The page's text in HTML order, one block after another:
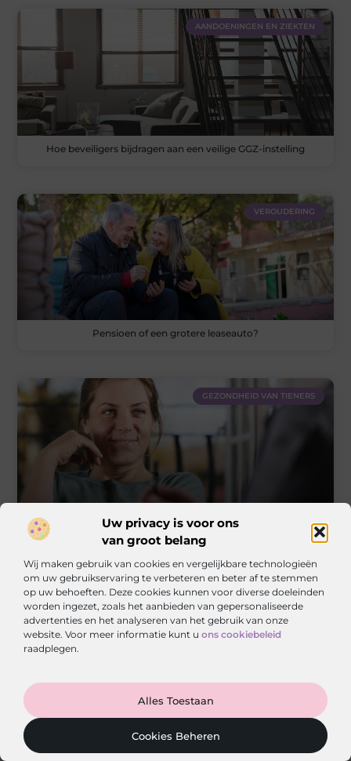
Uw privacy is voor ons
van groot belang
Wij maken gebruik van cookies en vergelijkbare technologieën
om uw gebruikservaring te verbeteren en beter af te stemmen
op uw behoeften. Deze cookies kunnen voor diverse doeleinden
worden ingezet, zoals het aanbieden van gepersonaliseerde
advertenties en het analyseren van het gebruik van onze
website. Voor meer informatie kunt u ons cookiebeleid
raadplegen.
Alles Toestaan
Cookies Beheren
Ga Naar
AANDOENINGEN EN ZIEKTEN
Hoe beveiligers bijdragen aan een veilige GGZ-instelling
VEROUDERING
Pensioen of een grotere leaseauto?
GEZONDHEID VAN TIENERS
Wanneer is crisis opvang nodig bij een onveilige
thuissituatie?
« Vorige 1 2 3 4 5 Volgende »
Gezondenfris.nl – Voor een gezonde en verfrissende